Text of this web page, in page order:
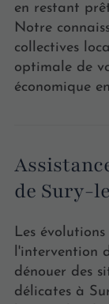
en restant
Notre
collectives
optimale de
économique
de Sury-
Les
l'intervention
dénouer des
délicates à